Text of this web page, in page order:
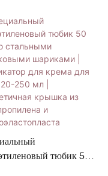
тюбик 50